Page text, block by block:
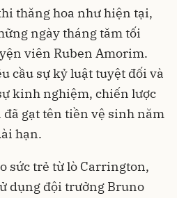
thăng hoa như hiện tại,
ngày tháng tăm tối
viên Ruben Amorim.
cầu sự kỷ luật tuyệt đối và
kinh nghiệm, chiến lược
đã gạt tên tiền vệ sinh năm
hạn.
sức trẻ từ lò Carrington,
dụng đội trưởng Bruno